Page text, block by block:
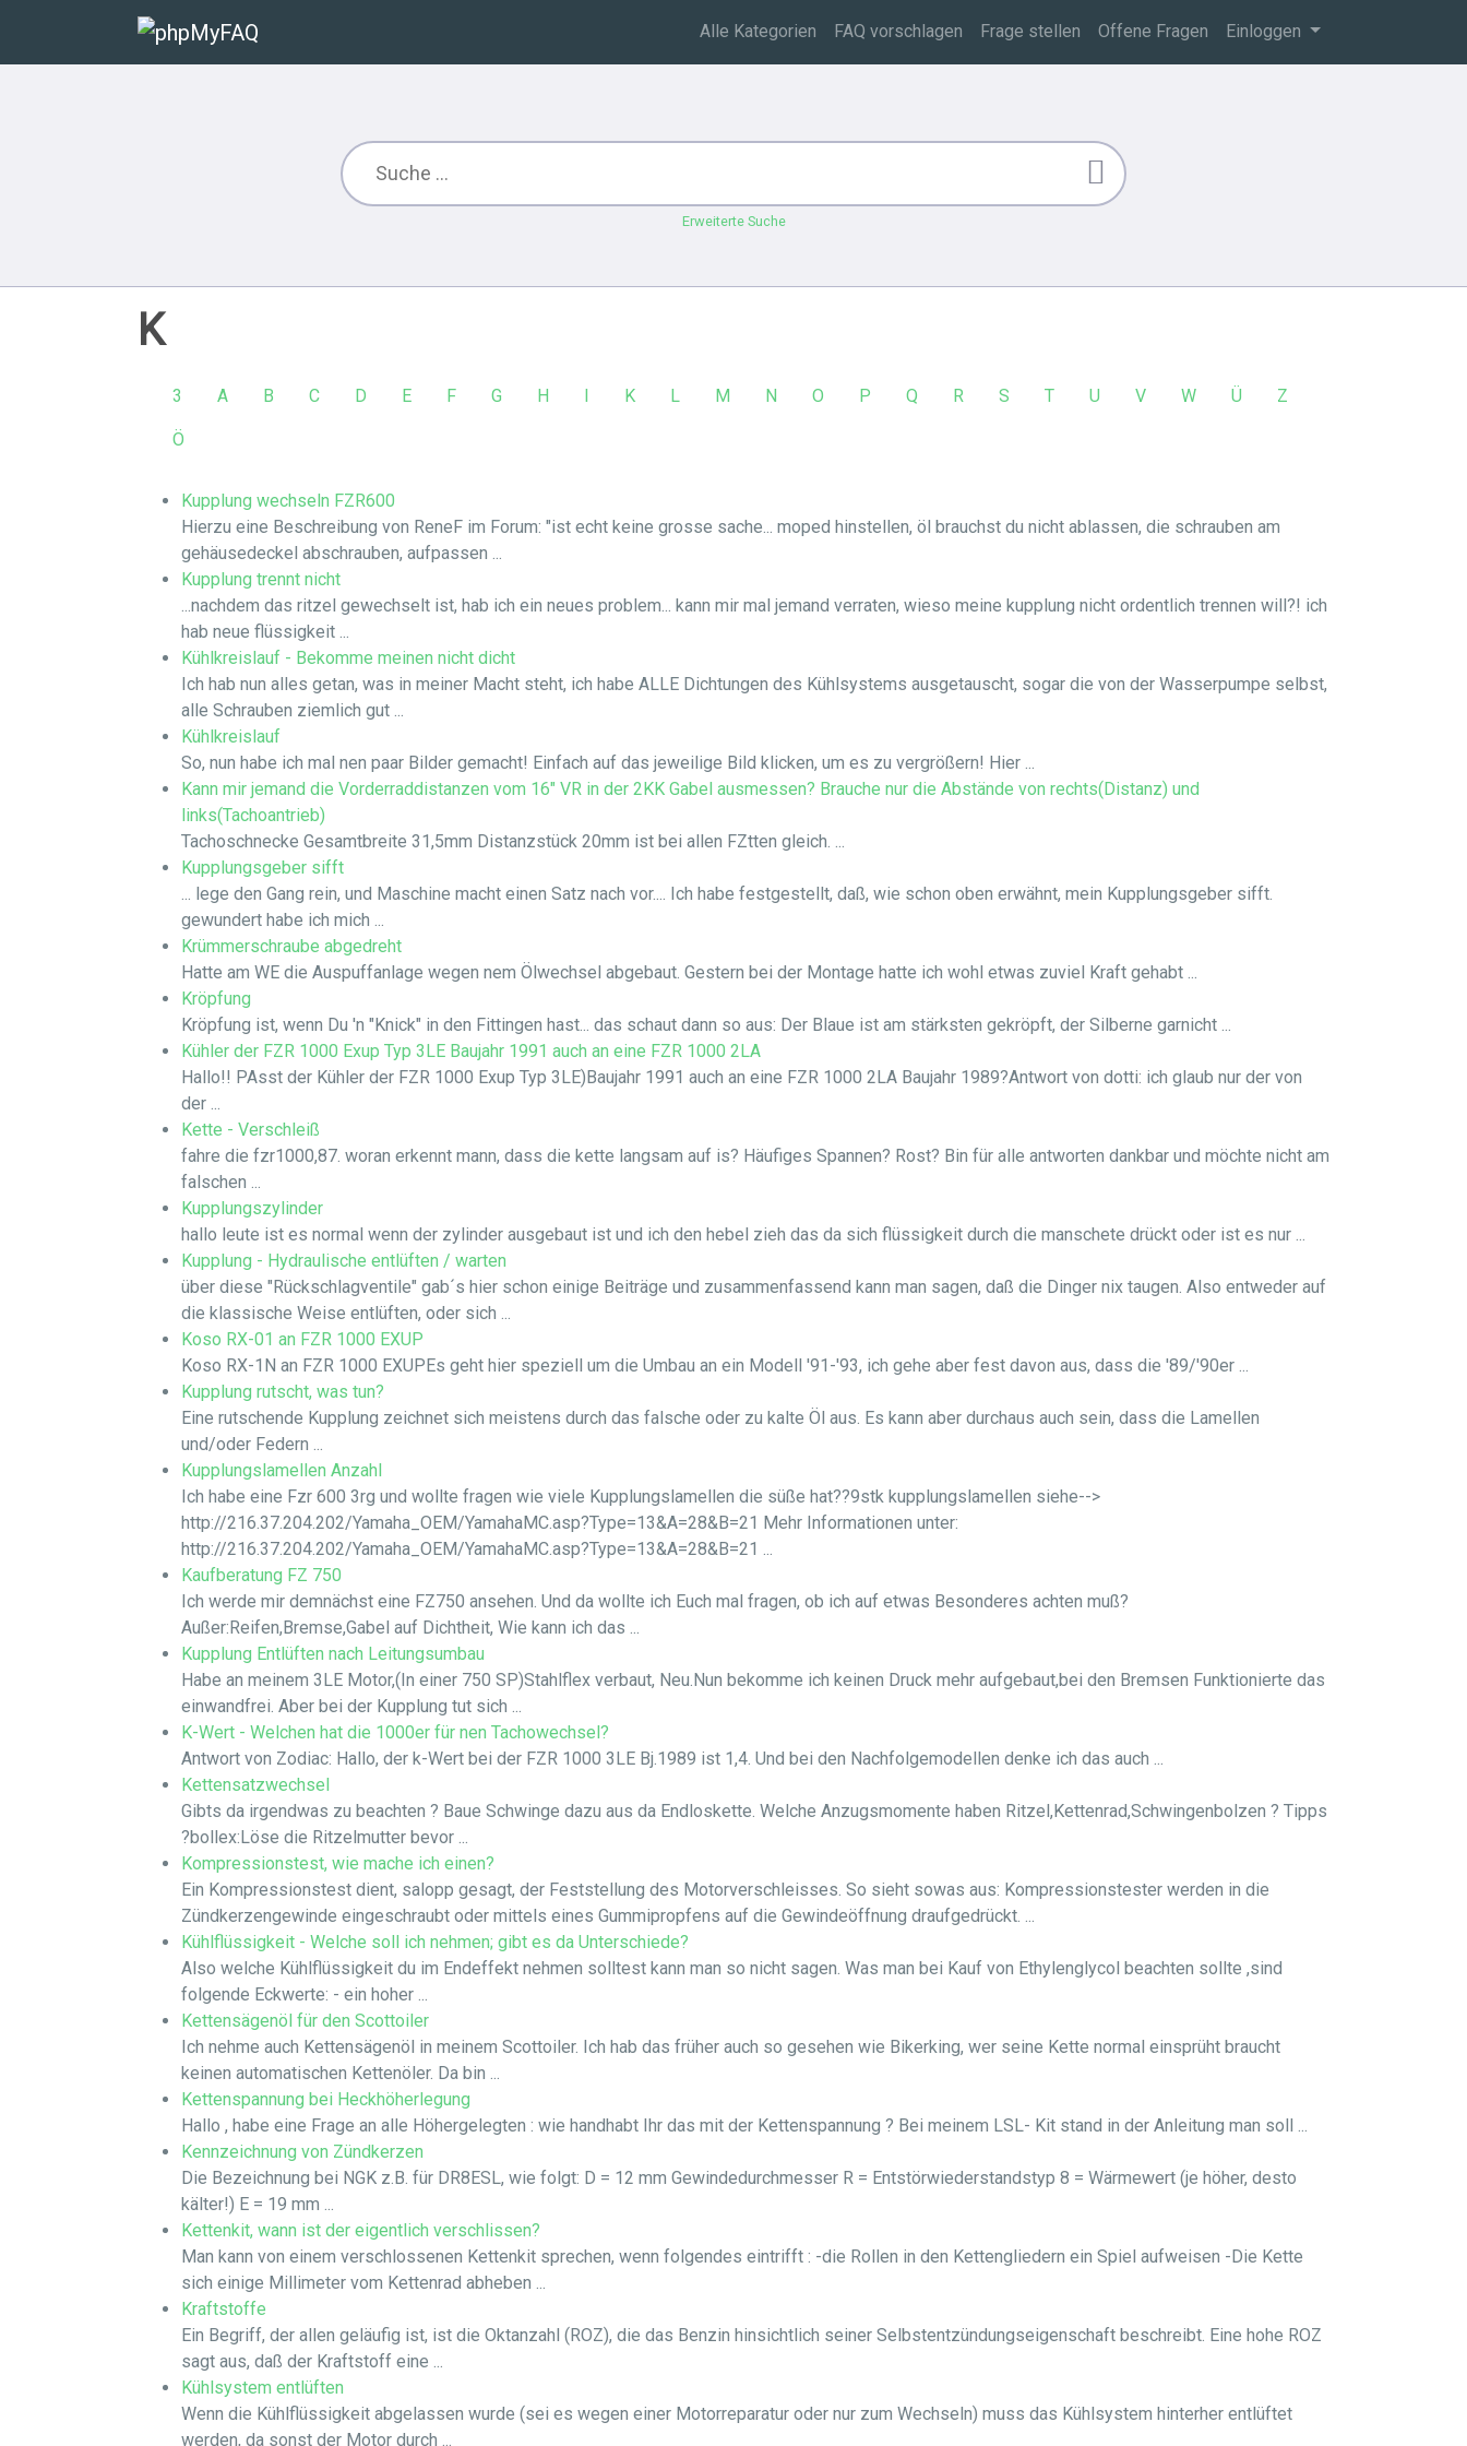
Alle Kategorien FAQ vorschlagen Frage stellen Offene Fragen Einloggen
Erweiterte Suche
K
3 A B C D E F G H I K L M N O P Q R S T U V W Ü Z
Ö
Kupplung wechseln FZR600
Hierzu eine Beschreibung von ReneF im Forum: "ist echt keine grosse sache... moped hinstellen, öl brauchst du nicht ablassen, die schrauben am
gehäusedeckel abschrauben, aufpassen ...
Kupplung trennt nicht
...nachdem das ritzel gewechselt ist, hab ich ein neues problem... kann mir mal jemand verraten, wieso meine kupplung nicht ordentlich trennen will?! ich
hab neue flüssigkeit ...
Kühlkreislauf - Bekomme meinen nicht dicht
Ich hab nun alles getan, was in meiner Macht steht, ich habe ALLE Dichtungen des Kühlsystems ausgetauscht, sogar die von der Wasserpumpe selbst,
alle Schrauben ziemlich gut ...
Kühlkreislauf
So, nun habe ich mal nen paar Bilder gemacht! Einfach auf das jeweilige Bild klicken, um es zu vergrößern! Hier ...
Kann mir jemand die Vorderraddistanzen vom 16" VR in der 2KK Gabel ausmessen? Brauche nur die Abstände von rechts(Distanz) und
links(Tachoantrieb)
Tachoschnecke Gesamtbreite 31,5mm Distanzstück 20mm ist bei allen FZtten gleich. ...
Kupplungsgeber sifft
... lege den Gang rein, und Maschine macht einen Satz nach vor.... Ich habe festgestellt, daß, wie schon oben erwähnt, mein Kupplungsgeber sifft.
gewundert habe ich mich ...
Krümmerschraube abgedreht
Hatte am WE die Auspuffanlage wegen nem Ölwechsel abgebaut. Gestern bei der Montage hatte ich wohl etwas zuviel Kraft gehabt ...
Kröpfung
Kröpfung ist, wenn Du 'n "Knick" in den Fittingen hast... das schaut dann so aus: Der Blaue ist am stärksten gekröpft, der Silberne garnicht ...
Kühler der FZR 1000 Exup Typ 3LE Baujahr 1991 auch an eine FZR 1000 2LA
Hallo!! PAsst der Kühler der FZR 1000 Exup Typ 3LE)Baujahr 1991 auch an eine FZR 1000 2LA Baujahr 1989?Antwort von dotti: ich glaub nur der von
der ...
Kette - Verschleiß
fahre die fzr1000,87. woran erkennt mann, dass die kette langsam auf is? Häufiges Spannen? Rost? Bin für alle antworten dankbar und möchte nicht am
falschen ...
Kupplungszylinder
hallo leute ist es normal wenn der zylinder ausgebaut ist und ich den hebel zieh das da sich flüssigkeit durch die manschete drückt oder ist es nur ...
Kupplung - Hydraulische entlüften / warten
über diese "Rückschlagventile" gab´s hier schon einige Beiträge und zusammenfassend kann man sagen, daß die Dinger nix taugen. Also entweder auf
die klassische Weise entlüften, oder sich ...
Koso RX-01 an FZR 1000 EXUP
Koso RX-1N an FZR 1000 EXUPEs geht hier speziell um die Umbau an ein Modell '91-'93, ich gehe aber fest davon aus, dass die '89/'90er ...
Kupplung rutscht, was tun?
Eine rutschende Kupplung zeichnet sich meistens durch das falsche oder zu kalte Öl aus. Es kann aber durchaus auch sein, dass die Lamellen
und/oder Federn ...
Kupplungslamellen Anzahl
Ich habe eine Fzr 600 3rg und wollte fragen wie viele Kupplungslamellen die süße hat??9stk kupplungslamellen siehe-->
http://216.37.204.202/Yamaha_OEM/YamahaMC.asp?Type=13&A=28&B=21 Mehr Informationen unter:
http://216.37.204.202/Yamaha_OEM/YamahaMC.asp?Type=13&A=28&B=21 ...
Kaufberatung FZ 750
Ich werde mir demnächst eine FZ750 ansehen. Und da wollte ich Euch mal fragen, ob ich auf etwas Besonderes achten muß?
Außer:Reifen,Bremse,Gabel auf Dichtheit, Wie kann ich das ...
Kupplung Entlüften nach Leitungsumbau
Habe an meinem 3LE Motor,(In einer 750 SP)Stahlflex verbaut, Neu.Nun bekomme ich keinen Druck mehr aufgebaut,bei den Bremsen Funktionierte das
einwandfrei. Aber bei der Kupplung tut sich ...
K-Wert - Welchen hat die 1000er für nen Tachowechsel?
Antwort von Zodiac: Hallo, der k-Wert bei der FZR 1000 3LE Bj.1989 ist 1,4. Und bei den Nachfolgemodellen denke ich das auch ...
Kettensatzwechsel
Gibts da irgendwas zu beachten ? Baue Schwinge dazu aus da Endloskette. Welche Anzugsmomente haben Ritzel,Kettenrad,Schwingenbolzen ? Tipps
?bollex:Löse die Ritzelmutter bevor ...
Kompressionstest, wie mache ich einen?
Ein Kompressionstest dient, salopp gesagt, der Feststellung des Motorverschleisses. So sieht sowas aus: Kompressionstester werden in die
Zündkerzengewinde eingeschraubt oder mittels eines Gummipropfens auf die Gewindeöffnung draufgedrückt. ...
Kühlflüssigkeit - Welche soll ich nehmen; gibt es da Unterschiede?
Also welche Kühlflüssigkeit du im Endeffekt nehmen solltest kann man so nicht sagen. Was man bei Kauf von Ethylenglycol beachten sollte ,sind
folgende Eckwerte: - ein hoher ...
Kettensägenöl für den Scottoiler
Ich nehme auch Kettensägenöl in meinem Scottoiler. Ich hab das früher auch so gesehen wie Bikerking, wer seine Kette normal einsprüht braucht
keinen automatischen Kettenöler. Da bin ...
Kettenspannung bei Heckhöherlegung
Hallo , habe eine Frage an alle Höhergelegten : wie handhabt Ihr das mit der Kettenspannung ? Bei meinem LSL- Kit stand in der Anleitung man soll ...
Kennzeichnung von Zündkerzen
Die Bezeichnung bei NGK z.B. für DR8ESL, wie folgt: D = 12 mm Gewindedurchmesser R = Entstörwiederstandstyp 8 = Wärmewert (je höher, desto
kälter!) E = 19 mm ...
Kettenkit, wann ist der eigentlich verschlissen?
Man kann von einem verschlossenen Kettenkit sprechen, wenn folgendes eintrifft : -die Rollen in den Kettengliedern ein Spiel aufweisen -Die Kette
sich einige Millimeter vom Kettenrad abheben ...
Kraftstoffe
Ein Begriff, der allen geläufig ist, ist die Oktanzahl (ROZ), die das Benzin hinsichtlich seiner Selbstentzündungseigenschaft beschreibt. Eine hohe ROZ
sagt aus, daß der Kraftstoff eine ...
Kühlsystem entlüften
Wenn die Kühlflüssigkeit abgelassen wurde (sei es wegen einer Motorreparatur oder nur zum Wechseln) muss das Kühlsystem hinterher entlüftet
werden, da sonst der Motor durch ...